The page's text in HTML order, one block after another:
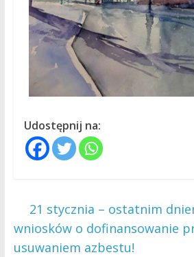
Udostępnij na:
21 stycznia – ostatnim
wniosków o dofinansowanie
usuwaniem azbestu!